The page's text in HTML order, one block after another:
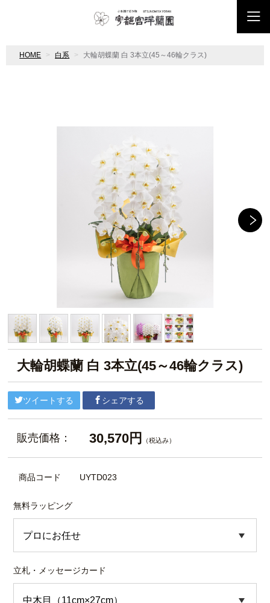
HOME 白系 大輪胡蝶蘭 白 3本立(45～46輪クラス)
大輪胡蝶蘭 白 3本立(45～46輪クラス)
ツイートする シェアする
販売価格： 30,570円 （税込み）
商品コード UYTD023
無料ラッピング
立札・メッセージカード